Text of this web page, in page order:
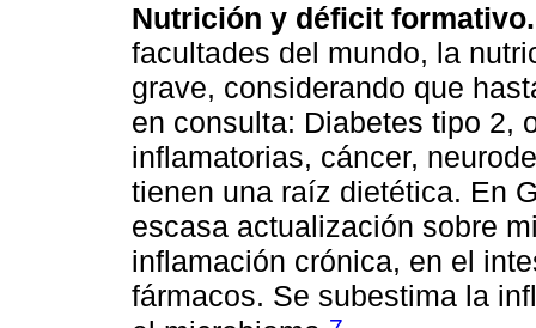
Nutrición y déficit formativo.
facultades del mundo, la
grave, considerando que
en consulta: Diabetes tipo 2,
inflamatorias, cáncer,
tienen una raíz dietética. En
escasa actualización sobre
inflamación crónica, en el
fármacos. Se subestima la